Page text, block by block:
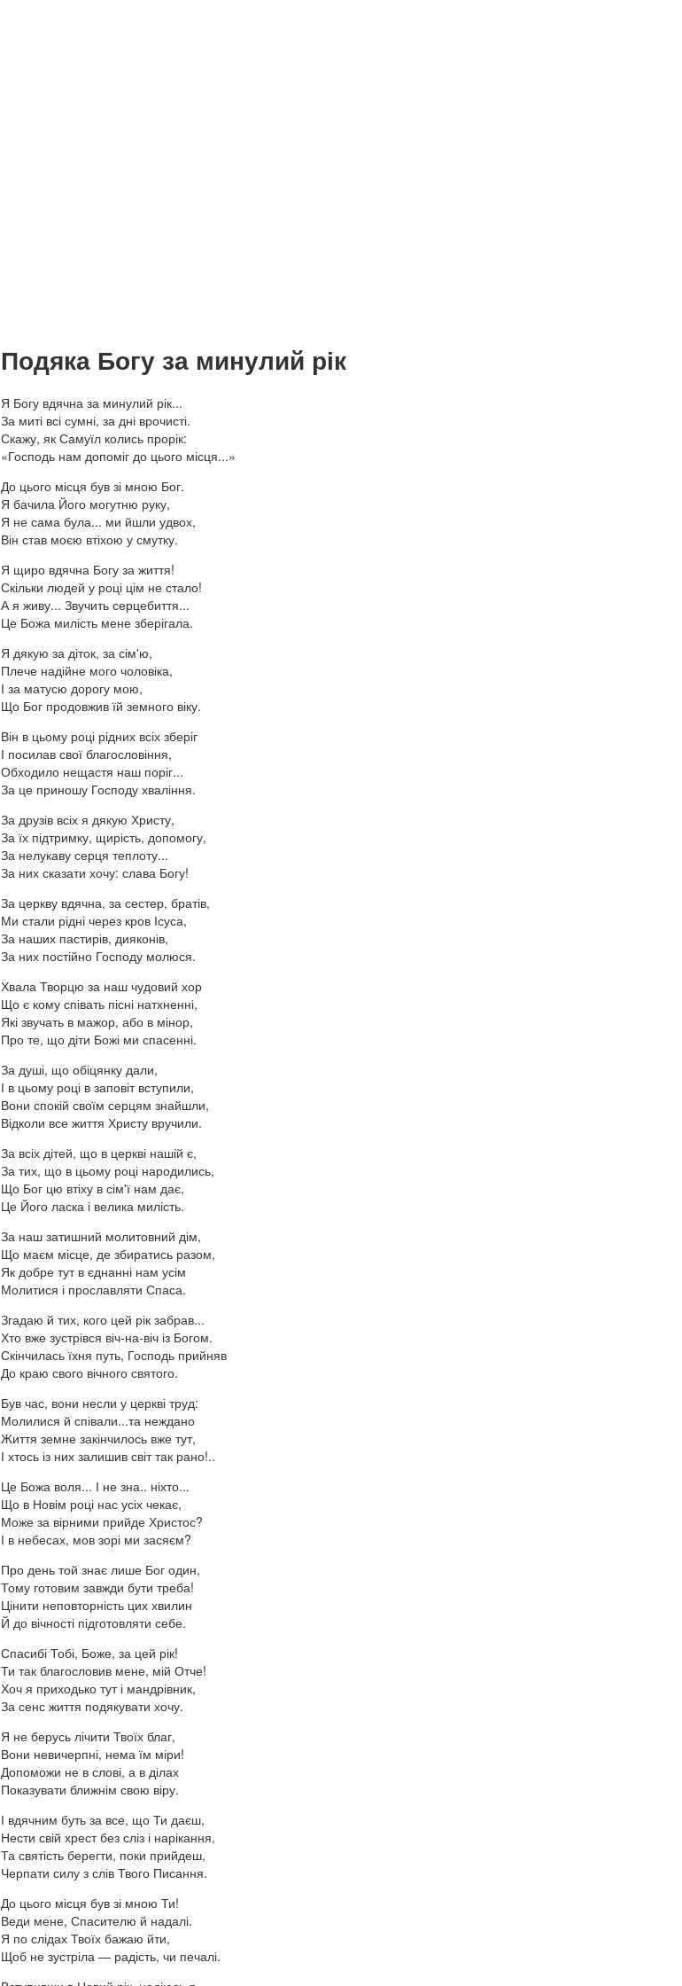
Подяка Богу за минулий рік
Я Богу вдячна за минулий рік...
За миті всі сумні, за дні врочисті.
Скажу, як Самуїл колись прорік:
«Господь нам допоміг до цього місця...»
До цього місця був зі мною Бог.
Я бачила Його могутню руку,
Я не сама була... ми йшли удвох,
Він став моєю втіхою у смутку.
Я щиро вдячна Богу за життя!
Скільки людей у році цім не стало!
А я живу... Звучить серцебиття...
Це Божа милість мене зберігала.
Я дякую за діток, за сім'ю,
Плече надійне мого чоловіка,
І за матусю дорогу мою,
Що Бог продовжив їй земного віку.
Він в цьому році рідних всіх зберіг
І посилав свої благословіння,
Обходило нещастя наш поріг...
За це приношу Господу хваління.
За друзів всіх я дякую Христу,
За їх підтримку, щирість, допомогу,
За нелукаву серця теплоту...
За них сказати хочу: слава Богу!
За церкву вдячна, за сестер, братів,
Ми стали рідні через кров Ісуса,
За наших пастирів, дияконів,
За них постійно Господу молюся.
Хвала Творцю за наш чудовий хор
Що є кому співать пісні натхненні,
Які звучать в мажор, або в мінор,
Про те, що діти Божі ми спасенні.
За душі, що обіцянку дали,
І в цьому році в заповіт вступили,
Вони спокій своїм серцям знайшли,
Відколи все життя Христу вручили.
За всіх дітей, що в церкві нашій є,
За тих, що в цьому році народились,
Що Бог цю втіху в сім'ї нам дає,
Це Його ласка і велика милість.
За наш затишний молитовний дім,
Що маєм місце, де збиратись разом,
Як добре тут в єднанні нам усім
Молитися і прославляти Спаса.
Згадаю й тих, кого цей рік забрав...
Хто вже зустрівся віч-на-віч із Богом.
Скінчилась їхня путь, Господь прийняв
До краю свого вічного святого.
Був час, вони несли у церкві труд:
Молилися й співали...та неждано
Життя земне закінчилось вже тут,
І хтось із них залишив світ так рано!..
Це Божа воля... І не зна.. ніхто...
Що в Новім році нас усіх чекає,
Може за вірними прийде Христос?
І в небесах, мов зорі ми засяєм?
Про день той знає лише Бог один,
Тому готовим завжди бути треба!
Цінити неповторність цих хвилин
Й до вічності підготовляти себе.
Спасибі Тобі, Боже, за цей рік!
Ти так благословив мене, мій Отче!
Хоч я приходько тут і мандрівник,
За сенс життя подякувати хочу.
Я не берусь лічити Твоїх благ,
Вони невичерпні, нема їм міри!
Допоможи не в слові, а в ділах
Показувати ближнім свою віру.
І вдячним буть за все, що Ти даєш,
Нести свій хрест без сліз і нарікання,
Та святість берегти, поки прийдеш,
Черпати силу з слів Твого Писання.
До цього місця був зі мною Ти!
Веди мене, Спасителю й надалі.
Я по слідах Твоїх бажаю йти,
Щоб не зустріла — радість, чи печалі.